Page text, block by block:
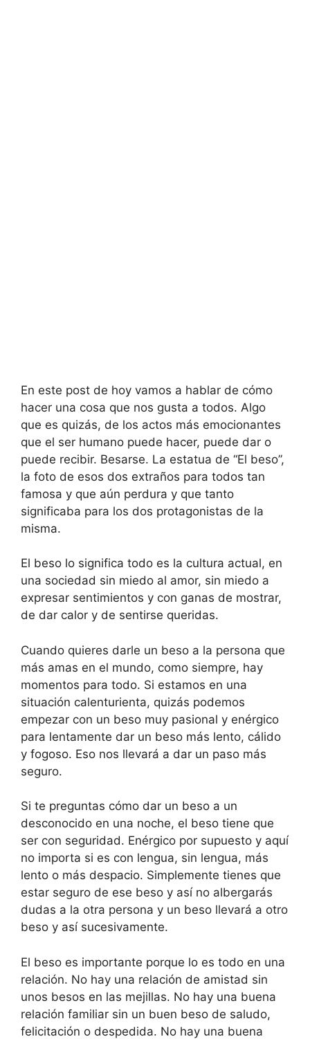
En este post de hoy vamos a hablar de cómo
hacer una cosa que nos gusta a todos. Algo
que es quizás, de los actos más emocionantes
que el ser humano puede hacer, puede dar o
puede recibir. Besarse. La estatua de “El beso”,
la foto de esos dos extraños para todos tan
famosa y que aún perdura y que tanto
significaba para los dos protagonistas de la
misma.
El beso lo significa todo es la cultura actual, en
una sociedad sin miedo al amor, sin miedo a
expresar sentimientos y con ganas de mostrar,
de dar calor y de sentirse queridas.
Cuando quieres darle un beso a la persona que
más amas en el mundo, como siempre, hay
momentos para todo. Si estamos en una
situación calenturienta, quizás podemos
empezar con un beso muy pasional y enérgico
para lentamente dar un beso más lento, cálido
y fogoso. Eso nos llevará a dar un paso más
seguro.
Si te preguntas cómo dar un beso a un
desconocido en una noche, el beso tiene que
ser con seguridad. Enérgico por supuesto y aquí
no importa si es con lengua, sin lengua, más
lento o más despacio. Simplemente tienes que
estar seguro de ese beso y así no albergarás
dudas a la otra persona y un beso llevará a otro
beso y así sucesivamente.
El beso es importante porque lo es todo en una
relación. No hay una relación de amistad sin
unos besos en las mejillas. No hay una buena
relación familiar sin un buen beso de saludo,
felicitación o despedida. No hay una buena